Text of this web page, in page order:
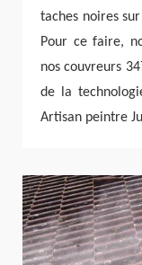
taches noires
Pour ce faire,
nos couvreurs
de la
Artisan peintre